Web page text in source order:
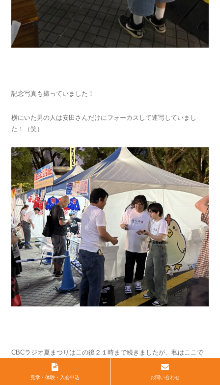
記念写真も撮っていました！
横にいた男の人は安田さんだけにフォーカスして連写していまし
た！（笑）
CBCラジオ夏まつりはこの後２１時まで続きましたが、私はここで
失礼させていただきました。
見学・体験・入会申込 お問い合わせ